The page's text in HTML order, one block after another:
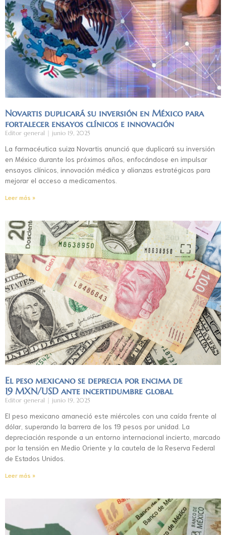
Novartis duplicará su inversión en México para
fortalecer ensayos clínicos e innovación
Editor general junio 19, 2025
La farmacéutica suiza Novartis anunció que duplicará su inversión
en México durante los próximos años, enfocándose en impulsar
ensayos clínicos, innovación médica y alianzas estratégicas para
mejorar el acceso a medicamentos.
Leer más »
El peso mexicano se deprecia por encima de
19 MXN/USD ante incertidumbre global
Editor general junio 19, 2025
El peso mexicano amaneció este miércoles con una caída frente al
dólar, superando la barrera de los 19 pesos por unidad. La
depreciación responde a un entorno internacional incierto, marcado
por la tensión en Medio Oriente y la cautela de la Reserva Federal
de Estados Unidos.
Leer más »